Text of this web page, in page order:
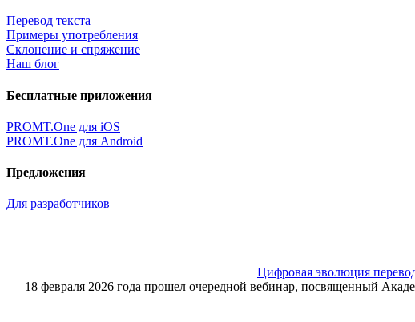
Перевод текста
Примеры употребления
Склонение и спряжение
Наш блог
Бесплатные приложения
PROMT.One для iOS
PROMT.One для Android
Предложения
Для разработчиков
Цифровая эволюция
18 февраля 2026 года прошел очередной вебинар, посвященный